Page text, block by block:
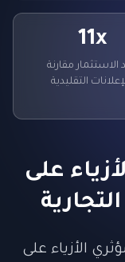
11x
الاستثمار مقارنة
التقليدية
على
الأزياء على